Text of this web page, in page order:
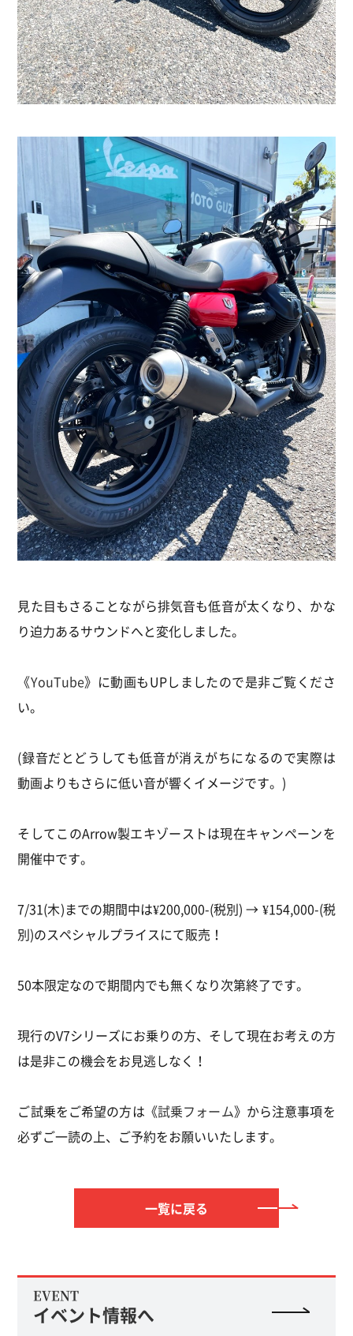
見た目もさることながら排気音も低音が太くなり、かな
り迫力あるサウンドへと変化しました。
《YouTube》に動画もUPしましたので是非ご覧くださ
い。
(録音だとどうしても低音が消えがちになるので実際は
動画よりもさらに低い音が響くイメージです。)
そしてこのArrow製エキゾーストは現在キャンペーンを
開催中です。
7/31(木)までの期間中は¥200,000-(税別) → ¥154,000-(税
別)のスペシャルプライスにて販売！
50本限定なので期間内でも無くなり次第終了です。
現行のV7シリーズにお乗りの方、そして現在お考えの方
は是非この機会をお見逃しなく！
ご試乗をご希望の方は《試乗フォーム》から注意事項を
必ずご一読の上、ご予約をお願いいたします。
一覧に戻る
EVENT
イベント情報へ